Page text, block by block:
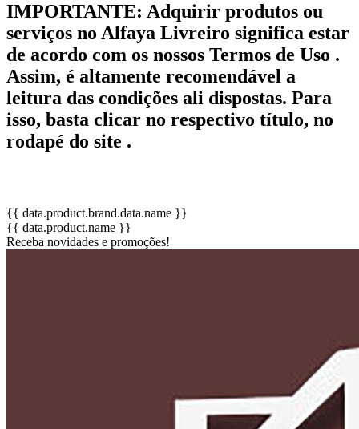
IMPORTANTE: Adquirir produtos ou
serviços no Alfaya Livreiro significa estar
de acordo com os nossos Termos de Uso .
Assim, é altamente recomendável a
leitura das condições ali dispostas. Para
isso, basta clicar no respectivo título, no
rodapé do site .
{{ data.product.brand.data.name }}
{{ data.product.name }}
Receba novidades e promoções!